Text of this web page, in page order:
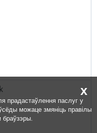
x
прадастаўлення паслуг у
можаце змяніць правілы
браўзэры.